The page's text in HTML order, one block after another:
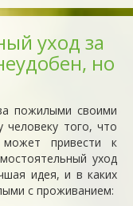
уход за
но
пожилыми своими
того, что
привести к
уход
идея, и в каких
с проживанием: